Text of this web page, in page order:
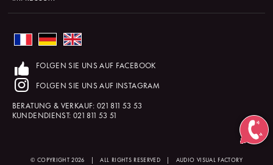
FOLGEN SIE UNS AUF FACEBOOK
FOLGEN SIE UNS AUF INSTAGRAM
BERATUNG & VERKAUF: 021 811 53 53
KUNDENDIENST: 021 811 53 51
© COPYRIGHT 2026 | ALL RIGHTS RESERVED | AUDIO VISUAL FACTORY